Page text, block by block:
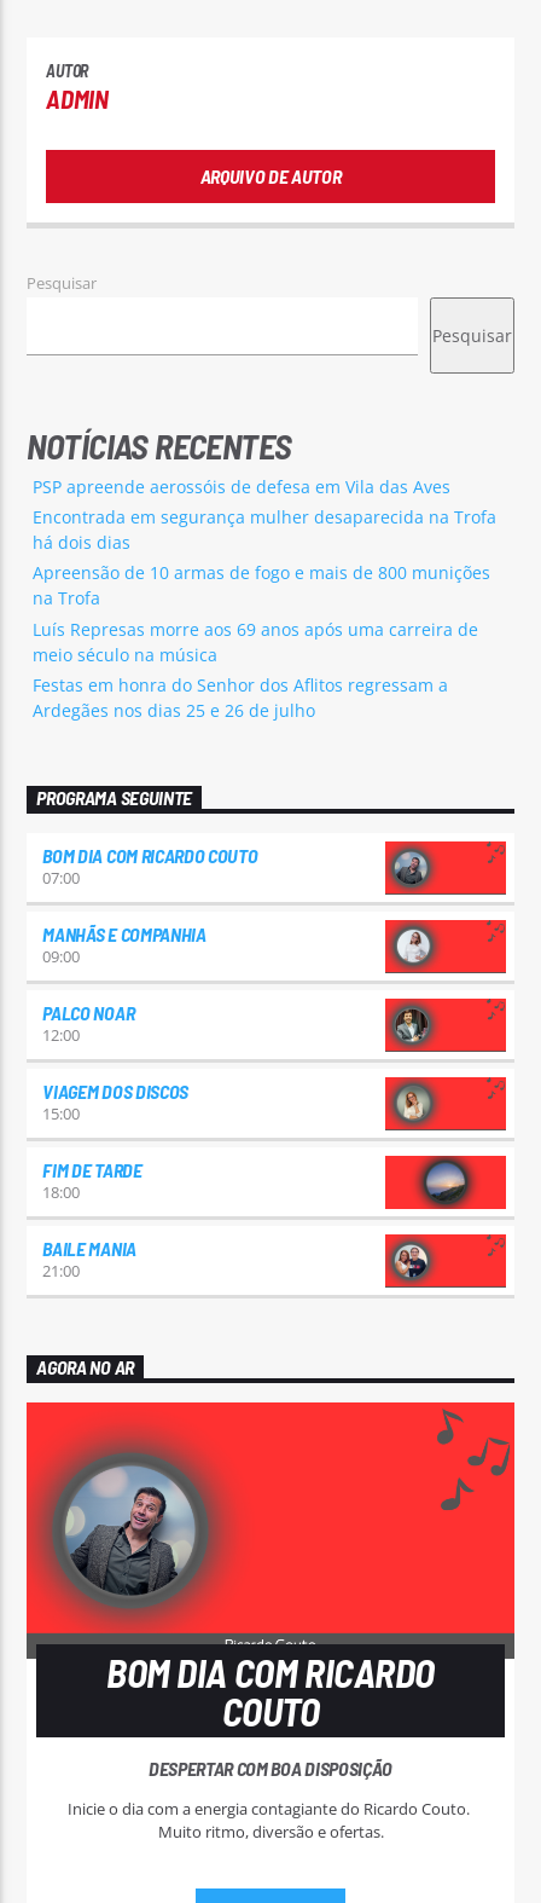
AUTOR
ADMIN
ARQUIVO DE AUTOR
Pesquisar
Pesquisar
NOTÍCIAS RECENTES
PSP apreende aerossóis de defesa em Vila das Aves
Encontrada em segurança mulher desaparecida na Trofa
há dois dias
Apreensão de 10 armas de fogo e mais de 800 munições
na Trofa
Luís Represas morre aos 69 anos após uma carreira de
meio século na música
Festas em honra do Senhor dos Aflitos regressam a
Ardegães nos dias 25 e 26 de julho
PROGRAMA SEGUINTE
BOM DIA COM RICARDO COUTO
07:00
MANHÃS E COMPANHIA
09:00
PALCO NOAR
12:00
VIAGEM DOS DISCOS
15:00
FIM DE TARDE
18:00
BAILE MANIA
21:00
AGORA NO AR
BOM DIA COM RICARDO
COUTO
DESPERTAR COM BOA DISPOSIÇÃO
Inicie o dia com a energia contagiante do Ricardo Couto.
Muito ritmo, diversão e ofertas.